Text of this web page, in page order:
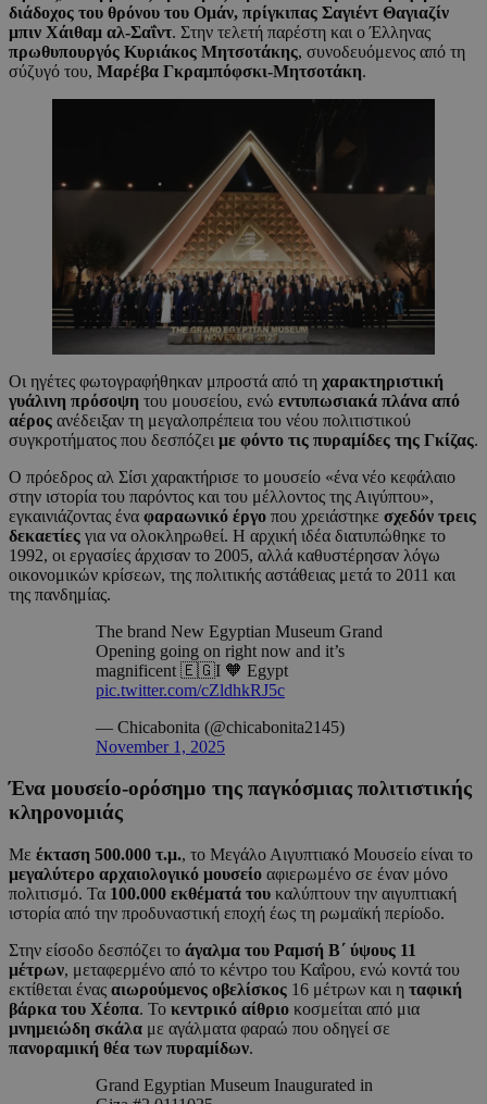
διάδοχος του θρόνου του Ομάν, πρίγκιπας Σαγιέντ Θαγιαζίν
μπιν Χάιθαμ αλ-Σαΐντ. Στην τελετή παρέστη και ο Έλληνας
πρωθυπουργός Κυριάκος Μητσοτάκης, συνοδευόμενος από τη
σύζυγό του, Μαρέβα Γκραμπόφσκι-Μητσοτάκη.
Οι ηγέτες φωτογραφήθηκαν μπροστά από τη χαρακτηριστική
γυάλινη πρόσοψη του μουσείου, ενώ εντυπωσιακά πλάνα από
αέρος ανέδειξαν τη μεγαλοπρέπεια του νέου πολιτιστικού
συγκροτήματος που δεσπόζει με φόντο τις πυραμίδες της Γκίζας.
Ο πρόεδρος αλ Σίσι χαρακτήρισε το μουσείο «ένα νέο κεφάλαιο
στην ιστορία του παρόντος και του μέλλοντος της Αιγύπτου»,
εγκαινιάζοντας ένα φαραωνικό έργο που χρειάστηκε σχεδόν τρεις
δεκαετίες για να ολοκληρωθεί. Η αρχική ιδέα διατυπώθηκε το
1992, οι εργασίες άρχισαν το 2005, αλλά καθυστέρησαν λόγω
οικονομικών κρίσεων, της πολιτικής αστάθειας μετά το 2011 και
της πανδημίας.
The brand New Egyptian Museum Grand
Opening going on right now and it’s
magnificent 🇪🇬I 🧡 Egypt
pic.twitter.com/cZldhkRJ5c
— Chicabonita (@chicabonita2145)
November 1, 2025
Ένα μουσείο-ορόσημο της παγκόσμιας πολιτιστικής
κληρονομιάς
Με έκταση 500.000 τ.μ., το Μεγάλο Αιγυπτιακό Μουσείο είναι το
μεγαλύτερο αρχαιολογικό μουσείο αφιερωμένο σε έναν μόνο
πολιτισμό. Τα 100.000 εκθέματά του καλύπτουν την αιγυπτιακή
ιστορία από την προδυναστική εποχή έως τη ρωμαϊκή περίοδο.
Στην είσοδο δεσπόζει το άγαλμα του Ραμσή Β΄ ύψους 11
μέτρων, μεταφερμένο από το κέντρο του Καΐρου, ενώ κοντά του
εκτίθεται ένας αιωρούμενος οβελίσκος 16 μέτρων και η ταφική
βάρκα του Χέοπα. Το κεντρικό αίθριο κοσμείται από μια
μνημειώδη σκάλα με αγάλματα φαραώ που οδηγεί σε
πανοραμική θέα των πυραμίδων.
Grand Egyptian Museum Inaugurated in